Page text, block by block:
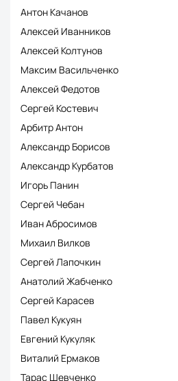
Антон Качанов
Алексей Иванников
Алексей Колтунов
Максим Васильченко
Алексей Федотов
Сергей Костевич
Арбитр Антон
Александр Борисов
Александр Курбатов
Игорь Панин
Сергей Чебан
Иван Абросимов
Михаил Вилков
Сергей Лапочкин
Анатолий Жабченко
Сергей Карасев
Павел Кукуян
Евгений Кукуляк
Виталий Ермаков
Тарас Шевченко